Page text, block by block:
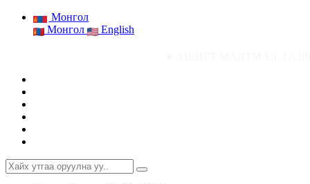
Монгол
Монгол
English